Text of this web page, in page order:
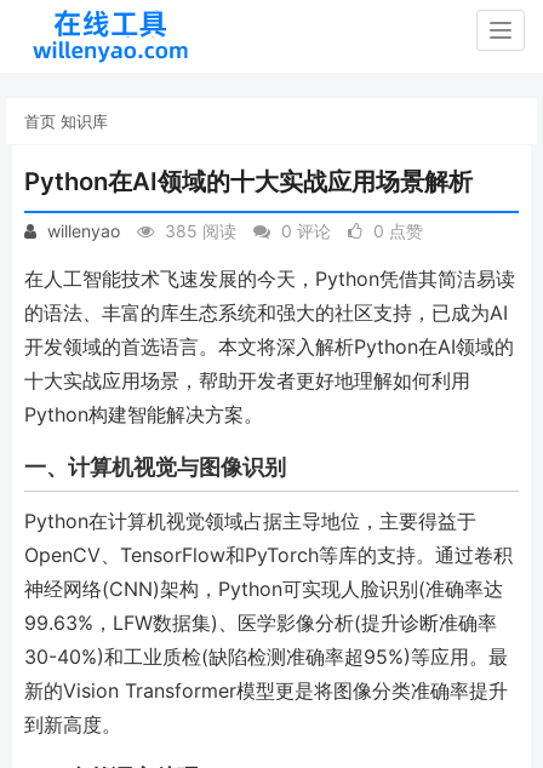
首页 知识库
Python在AI领域的十大实战应用场景解析
willenyao 385 阅读 0 评论 0 点赞
在人工智能技术飞速发展的今天，Python凭借其简洁易读
的语法、丰富的库生态系统和强大的社区支持，已成为AI
开发领域的首选语言。本文将深入解析Python在AI领域的
十大实战应用场景，帮助开发者更好地理解如何利用
Python构建智能解决方案。
一、计算机视觉与图像识别
Python在计算机视觉领域占据主导地位，主要得益于
OpenCV、TensorFlow和PyTorch等库的支持。通过卷积
神经网络(CNN)架构，Python可实现人脸识别(准确率达
99.63%，LFW数据集)、医学影像分析(提升诊断准确率
30-40%)和工业质检(缺陷检测准确率超95%)等应用。最
新的Vision Transformer模型更是将图像分类准确率提升
到新高度。